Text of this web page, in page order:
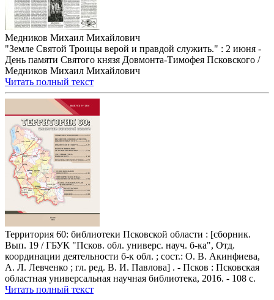
Медников Михаил Михайлович
"Земле Святой Троицы верой и правдой служить." : 2 июня -
День памяти Святого князя Довмонта-Тимофея Псковского /
Медников Михаил Михайлович
Читать полный текст
Территория 60: библиотеки Псковской области : [сборник.
Вып. 19 / ГБУК "Псков. обл. универс. науч. б-ка", Отд.
координации деятельности б-к обл. ; сост.: О. В. Акинфиева,
А. Л. Левченко ; гл. ред. В. И. Павлова] . - Псков : Псковская
областная универсальная научная библиотека, 2016. - 108 с.
Читать полный текст